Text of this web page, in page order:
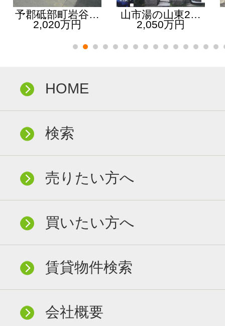
予郡砥部町岩谷…
2,020万円
山市湯の山東2…
2,050万円
HOME
検索
売りたい方へ
買いたい方へ
賃貸物件検索
会社概要